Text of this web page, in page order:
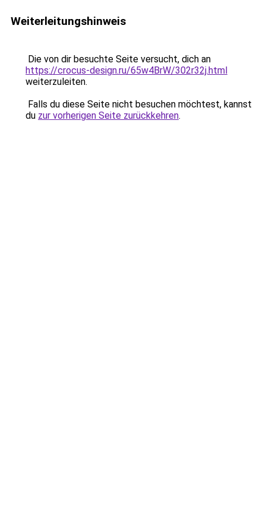
Weiterleitungshinweis
Die von dir besuchte Seite versucht, dich an
https://crocus-design.ru/65w4BrW/302r32j.html
weiterzuleiten.
Falls du diese Seite nicht besuchen möchtest, kannst
du zur vorherigen Seite zurückkehren.